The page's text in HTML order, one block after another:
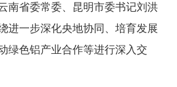
南省委常委、昆明市委书记刘洪
进一步深化央地协同、培育发展
绿色铝产业合作等进行深入交